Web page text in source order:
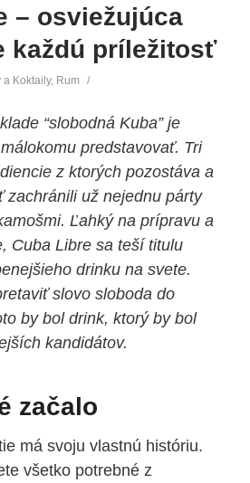
– osviežujúca
každú príležitosť
a Koktaily, Rum /
“slobodná Kuba” je
predstavovať. Tri
z ktorých pozostáva a
zachránili už nejednu párty
Ľahký na prípravu a
Cuba Libre sa teší titulu
drinku na svete.
slovo sloboda do
by bol drink, ktorý by bol
kandidátov.
začalo
má svoju vlastnú históriu.
všetko potrebné z